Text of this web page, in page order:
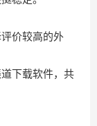
价较高的外
下载软件，共